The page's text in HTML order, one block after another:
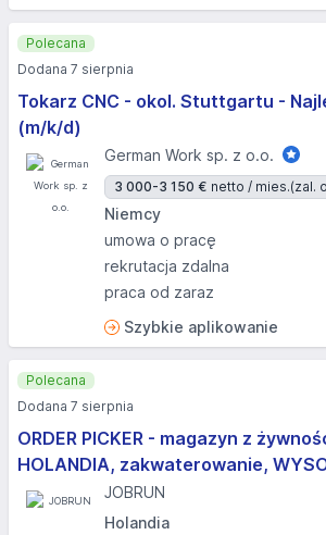
Tokarz CNC - okol. Stuttgartu -
(m/k/d)
German Work sp. z o.o.
3 000-3 150 € netto / mies.(zal.
Niemcy
umowa o pracę
rekrutacja zdalna
praca od zaraz
Szybkie aplikowanie
Polecana
Dodana 7 sierpnia
ORDER PICKER - magazyn z
HOLANDIA, zakwaterowanie,
JOBRUN
Holandia
Polecana
Dodana 7 sierpnia